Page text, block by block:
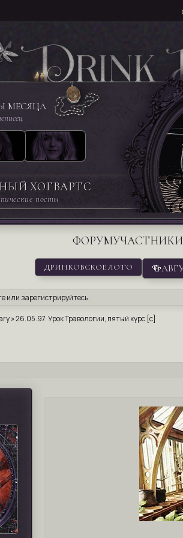
МЕСЯЦА
ХОГВАРТС
посты
ФОРУМУЧАСТНИКИ
ДРИНКОВСКОЕ ЛОТО
или зарегистрируйтесь.
»26.05.97. Урок Травологии, пятый курс [с]